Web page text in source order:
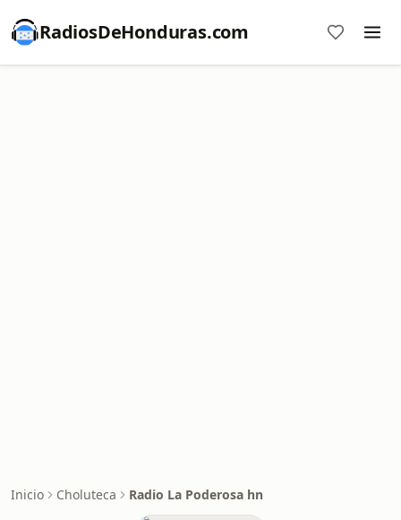
RadiosDeHonduras.com
Inicio Choluteca Radio La Poderosa hn